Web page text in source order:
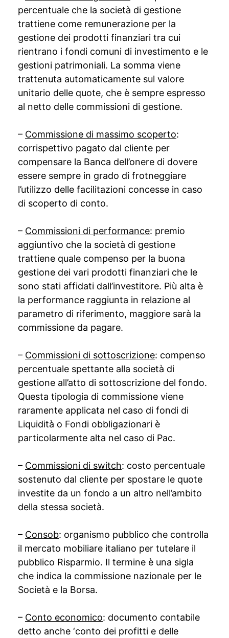
percentuale che la società di gestione
trattiene come remunerazione per la
gestione dei prodotti finanziari tra cui
rientrano i fondi comuni di investimento e le
gestioni patrimoniali. La somma viene
trattenuta automaticamente sul valore
unitario delle quote, che è sempre espresso
al netto delle commissioni di gestione.
– Commissione di massimo scoperto:
corrispettivo pagato dal cliente per
compensare la Banca dell’onere di dovere
essere sempre in grado di frotneggiare
l’utilizzo delle facilitazioni concesse in caso
di scoperto di conto.
– Commissioni di performance: premio
aggiuntivo che la società di gestione
trattiene quale compenso per la buona
gestione dei vari prodotti finanziari che le
sono stati affidati dall’investitore. Più alta è
la performance raggiunta in relazione al
parametro di riferimento, maggiore sarà la
commissione da pagare.
– Commissioni di sottoscrizione: compenso
percentuale spettante alla società di
gestione all’atto di sottoscrizione del fondo.
Questa tipologia di commissione viene
raramente applicata nel caso di fondi di
Liquidità o Fondi obbligazionari è
particolarmente alta nel caso di Pac.
– Commissioni di switch: costo percentuale
sostenuto dal cliente per spostare le quote
investite da un fondo a un altro nell’ambito
della stessa società.
– Consob: organismo pubblico che controlla
il mercato mobiliare italiano per tutelare il
pubblico Risparmio. Il termine è una sigla
che indica la commissione nazionale per le
Società e la Borsa.
– Conto economico: documento contabile
detto anche ‘conto dei profitti e delle